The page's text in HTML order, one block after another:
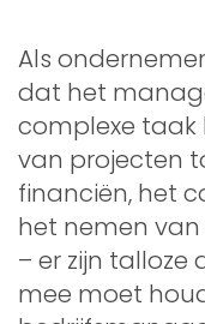
Als
dat het
complexe taak
van projecten
financiën, het
het nemen
– er zijn talloze
mee moet